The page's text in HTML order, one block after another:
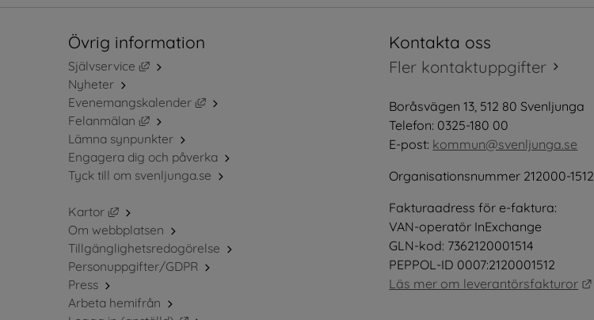
Övrig information
Självservice
Länk till annan webbplats, öppnas i nytt fönster.
Nyheter
Evenemangskalender
Länk till annan webbplats, öppnas i nytt fönster.
Felanmälan
Länk till annan webbplats, öppnas i nytt fönster.
Lämna synpunkter
Engagera dig och påverka
Tyck till om svenljunga.se
Kartor
Länk till annan webbplats, öppnas i nytt fönster.
Om webbplatsen
Tillgänglighetsredogörelse
Personuppgifter/GDPR
Press
Arbeta hemifrån
Kontakta oss
Fler kontaktuppgifter
Boråsvägen 13, 512 80 Svenljunga
Telefon: 0325-180 00
E-post: kommun@svenljunga.se
Organisationsnummer 212000-1512
Fakturaadress för e-faktura:
VAN-operatör InExchange
GLN-kod: 7362120001514
PEPPOL-ID 0007:2120001512
Läs mer om leverantörsfakturor